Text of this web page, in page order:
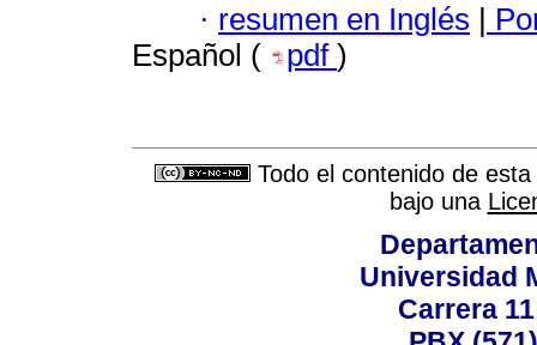
· resumen en Inglés |
Español (
pdf )
Todo el contenido de
bajo una
Universidad
Carrera